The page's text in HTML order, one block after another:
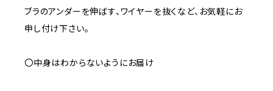
ブラのアンダーを伸ばす、ワイヤーを抜くなど、お気軽にお
申し付け下さい。
〇中身はわからないようにお届け